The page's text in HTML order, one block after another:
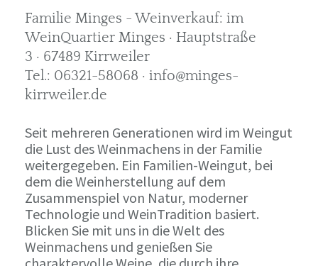
Familie Minges - Weinverkauf: im
WeinQuartier Minges · Hauptstraße
3 · 67489 Kirrweiler
Tel.: 06321-58068 · info@minges-
kirrweiler.de
Seit mehreren Generationen wird im Weingut
die Lust des Weinmachens in der Familie
weitergegeben. Ein Familien-Weingut, bei
dem die Weinherstellung auf dem
Zusammenspiel von Natur, moderner
Technologie und WeinTradition basiert.
Blicken Sie mit uns in die Welt des
Weinmachens und genießen Sie